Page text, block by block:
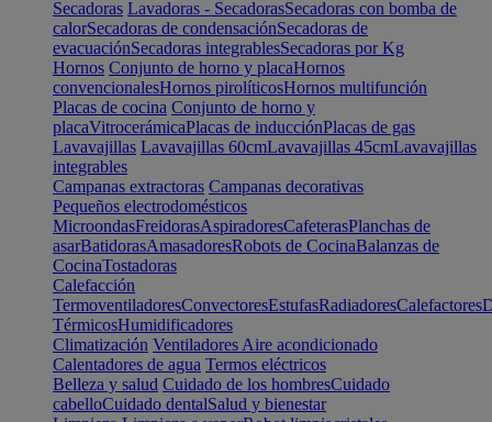
Secadoras Lavadoras - SecadorasSecadoras con bomba de
calorSecadoras de condensaciónSecadoras de
evacuaciónSecadoras integrablesSecadoras por Kg
Hornos Conjunto de horno y placaHornos
convencionalesHornos pirolíticosHornos multifunción
Placas de cocina Conjunto de horno y
placaVitrocerámicaPlacas de inducciónPlacas de gas
Lavavajillas Lavavajillas 60cmLavavajillas 45cmLavavajillas
integrables
Campanas extractoras Campanas decorativas
Pequeños electrodomésticos
MicroondasFreidorasAspiradoresCafeterasPlanchas de
asarBatidorasAmasadoresRobots de CocinaBalanzas de
CocinaTostadoras
Calefacción
TermoventiladoresConvectoresEstufasRadiadoresCalefactores
TérmicosHumidificadores
Climatización Ventiladores Aire acondicionado
Calentadores de agua Termos eléctricos
Belleza y salud Cuidado de los hombresCuidado
cabelloCuidado dentalSalud y bienestar